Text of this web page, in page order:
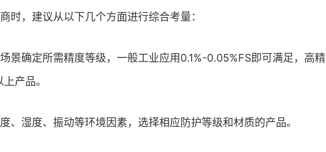
时，建议从以下几个方面进行综合考量：
景确定所需精度等级，一般工业应用0.1%-0.05%FS即可满足，高精
产品。
、湿度、振动等环境因素，选择相应防护等级和材质的产品。